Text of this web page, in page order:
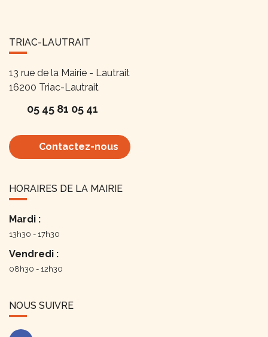
TRIAC-LAUTRAIT
13 rue de la Mairie - Lautrait
16200 Triac-Lautrait
05 45 81 05 41
Contactez-nous
HORAIRES DE LA MAIRIE
Mardi :
13h30 - 17h30
Vendredi :
08h30 - 12h30
NOUS SUIVRE